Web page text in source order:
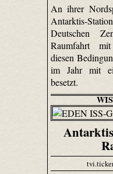
An ihrer
Antarktis-
Deutschen
Raumfahrt
diesen
im Jahr mit
besetzt.